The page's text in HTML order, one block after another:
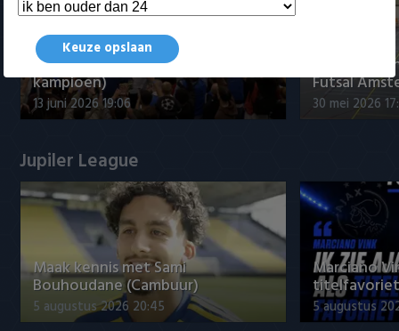
Tigers Roermond - Futsal
Amsterdam 3-0 (Roermond
kampioen)
13 juni 2026 19:06
Futsal
30 mei 2026
Jupiler League
Maak kennis met Sami
Bouhoudane (Cambuur)
5 augustus 2026 20:45
Marciano
5 augustus
Keuze opslaan